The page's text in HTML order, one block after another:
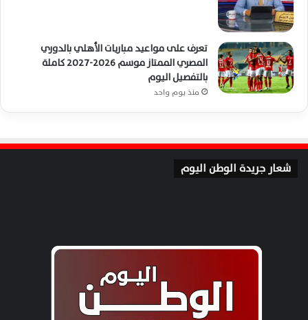
تعرف على مواعيد مباريات الأهلي بالدوري
المصري الممتاز موسم 2026-2027 كاملة
بالتفصيل اليوم
منذ يوم واحد
شعار جريدة الوطن اليوم